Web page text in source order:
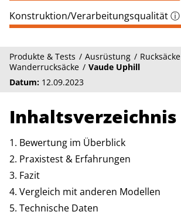
Konstruktion/Verarbeitungsqualitätⓘ
Produkte & Tests Ausrüstung
Rucksäcke
Wanderrucksäcke
Vaude Uphill
Datum: 12.09.2023
Inhaltsverzeichnis
Bewertung im Überblick
Praxistest & Erfahrungen
Fazit
Vergleich mit anderen Modellen
Technische Daten